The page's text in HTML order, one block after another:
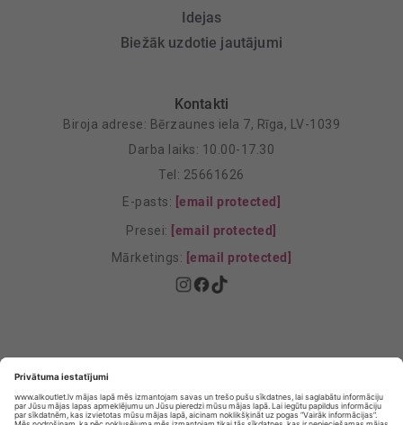
Idejas
Biežāk uzdotie jautājumi
Kontakti
Biroja adrese: Bērzaunes iela 7, Rīga, LV-1039
Darba laiks: 10.00-17.30
Tel: 25661626
E-pasts: [email protected]
Presei: [email protected]
Mārketings: [email protected]
Privātuma Iestatījumi
E-veikala lietošanas noteikumi